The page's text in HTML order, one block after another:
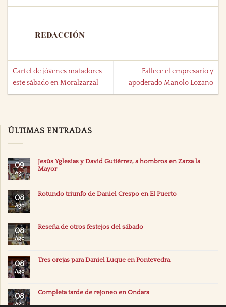
REDACCIÓN
Cartel de jóvenes matadores
este sábado en Moralzarzal
Fallece el empresario y
apoderado Manolo Lozano
ÚLTIMAS ENTRADAS
09
Ago
Jesús Yglesias y David Gutiérrez, a hombros en Zarza la
Mayor
08
Ago
Rotundo triunfo de Daniel Crespo en El Puerto
08
Ago
Reseña de otros festejos del sábado
08
Ago
Tres orejas para Daniel Luque en Pontevedra
08
Ago
Completa tarde de rejoneo en Ondara